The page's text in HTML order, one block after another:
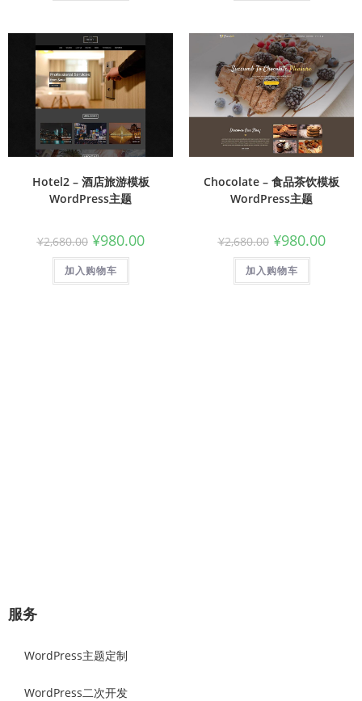
Hotel2 – 酒店旅游模板
WordPress主题
¥2,680.00 ¥980.00
加入购物车
Chocolate – 食品茶饮模板
WordPress主题
¥2,680.00 ¥980.00
加入购物车
服务
WordPress主题定制
WordPress二次开发